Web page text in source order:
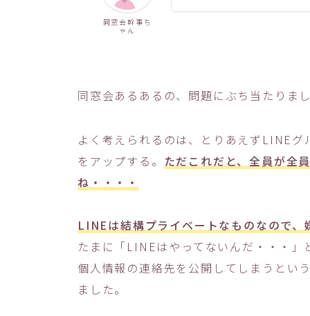
同窓会幹事ち
ゃん
同窓会あるあるの、問題にぶち当たりま
よく考えられるのは、とりあえずLINE
をアップする。 ただこれだと、全員が全
ね・・・・
LINEは結構プライベートなものなので
たまに「LINEはやってないんだ・・・」
個人情報の連絡先を公開してしまうとい
ました。